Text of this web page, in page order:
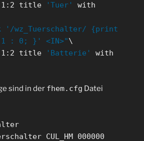
title 'Tuer'
with
'/wz_Tuerschalter/ {print
1 : 0; }' <IN>"\
title
'Batterie'
with
sind in der fhem.cfg Datei
CUL_HM 000000